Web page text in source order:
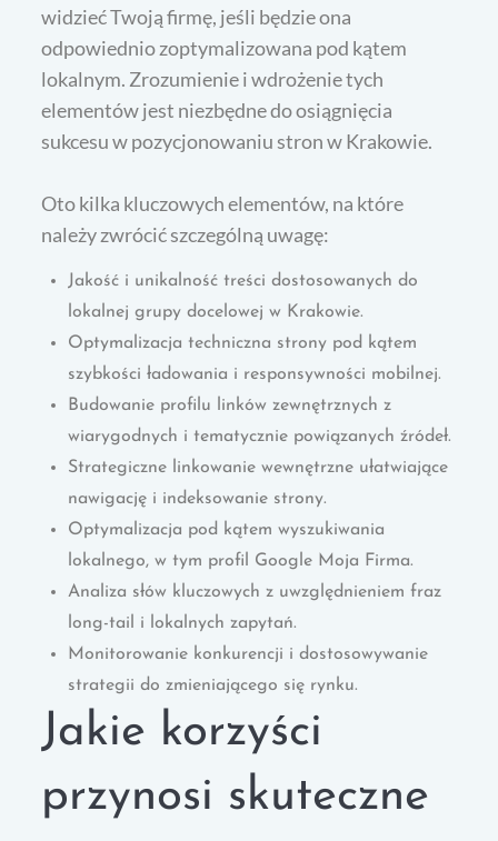
widzieć Twoją firmę, jeśli będzie ona
odpowiednio zoptymalizowana pod kątem
lokalnym. Zrozumienie i wdrożenie tych
elementów jest niezbędne do osiągnięcia
sukcesu w pozycjonowaniu stron w Krakowie.
Oto kilka kluczowych elementów, na które
należy zwrócić szczególną uwagę:
Jakość i unikalność treści dostosowanych do
lokalnej grupy docelowej w Krakowie.
Optymalizacja techniczna strony pod kątem
szybkości ładowania i responsywności mobilnej.
Budowanie profilu linków zewnętrznych z
wiarygodnych i tematycznie powiązanych źródeł.
Strategiczne linkowanie wewnętrzne ułatwiające
nawigację i indeksowanie strony.
Optymalizacja pod kątem wyszukiwania
lokalnego, w tym profil Google Moja Firma.
Analiza słów kluczowych z uwzględnieniem fraz
long-tail i lokalnych zapytań.
Monitorowanie konkurencji i dostosowywanie
strategii do zmieniającego się rynku.
Jakie korzyści
przynosi skuteczne